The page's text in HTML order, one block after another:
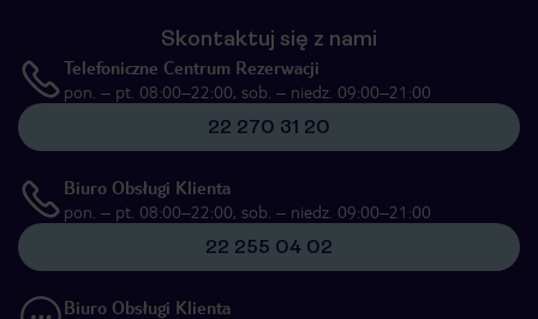
Skontaktuj się z nami
Telefoniczne Centrum Rezerwacji
pon. – pt. 08:00–22:00, sob. – niedz. 09:00–21:00
22 270 31 20
Biuro Obsługi Klienta
pon. – pt. 08:00–22:00, sob. – niedz. 09:00–21:00
22 255 04 02
Biuro Obsługi Klienta